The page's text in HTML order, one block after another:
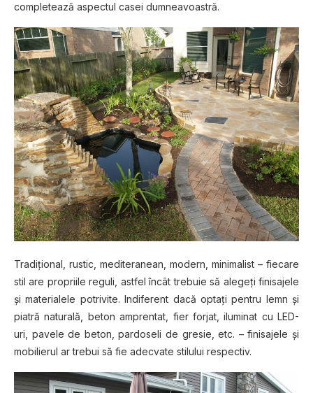
completează aspectul casei dumneavoastră.
Tradiţional, rustic, mediteranean, modern, minimalist – fiecare
stil are propriile reguli, astfel încât trebuie să alegeţi finisajele
şi materialele potrivite. Indiferent dacă optaţi pentru lemn şi
piatră naturală, beton amprentat, fier forjat, iluminat cu LED-
uri, pavele de beton, pardoseli de gresie, etc. – finisajele şi
mobilierul ar trebui să fie adecvate stilului respectiv.